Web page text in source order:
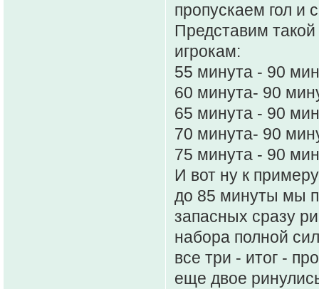
пропускаем гол и
Представим такой
игрокам:
55 минута - 90
60 минута- 90
65 минута - 90
70 минута- 90
75 минута - 90
И вот ну к
до 85 минуты мы
запасных сразу
набора полной
все три - итог -
еще двое